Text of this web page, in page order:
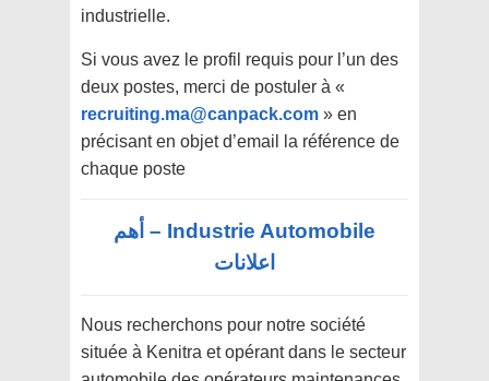
industrielle.
Si vous avez le profil requis pour l’un des
deux postes, merci de postuler à «
recruiting.ma@canpack.com » en
précisant en objet d’email la référence de
chaque poste
Industrie Automobile – أهم
اعلانات
Nous recherchons pour notre société
située à Kenitra et opérant dans le secteur